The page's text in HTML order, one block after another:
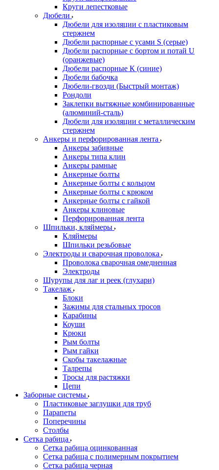
Круги лепестковые
Дюбели
Дюбели для изоляции с пластиковым
стержнем
Дюбели распорные с усами S (серые)
Дюбели распорные c бортом и потай U
(оранжевые)
Дюбели распорные К (синие)
Дюбели бабочка
Дюбели-гвозди (Быстрый монтаж)
Рондоли
Заклепки вытяжные комбинированные
(алюминий-сталь)
Дюбели для изоляции с металлическим
стержнем
Анкеры и перфорированная лента
Анкеры забивные
Анкеры типа клин
Анкеры рамные
Анкерные болты
Анкерные болты с кольцом
Анкерные болты с крюком
Анкерные болты с гайкой
Анкеры клиновые
Перфорированная лента
Шпильки, кляймеры
Кляймеры
Шпильки резьбовые
Электроды и сварочная проволока
Проволока сварочная омедненная
Электроды
Шурупы для лаг и реек (глухари)
Такелаж
Блоки
Зажимы для стальных тросов
Карабины
Коуши
Крюки
Рым болты
Рым гайки
Скобы такелажные
Талрепы
Тросы для растяжки
Цепи
Заборные системы
Пластиковые заглушки для труб
Парапеты
Поперечины
Столбы
Сетка рабица
Сетка рабица оцинкованная
Сетка рабица с полимерным покрытием
Сетка рабица черная